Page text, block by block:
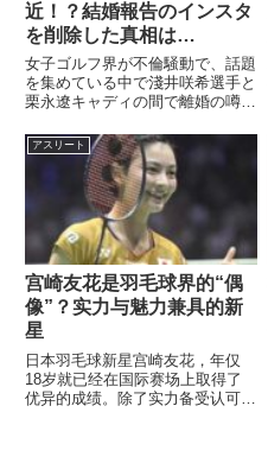
近！？結婚報告のインスタ
を削除した真相は…
女子ゴルフ界が不倫騒動で、話題
を集めている中で淺井咲希選手と
栗永遼キャディの間で離婚の噂が
遼は離婚したのか？淺井咲希が結
婚報告のインスタを削除につい
て、解説していきます。淺井咲希
選手は栗永遼キャディと離婚とな
る...
アスリート
宫崎友花是羽毛球界的“偶
像”？实力与魅力兼具的新
星
日本羽毛球新星宫崎友花，年仅
18岁就已经在国际赛场上取得了
优异的成绩。除了实力备受认可，